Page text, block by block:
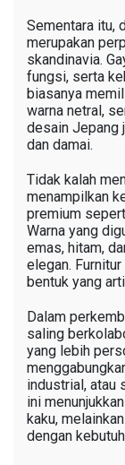
Sementara itu,
merupakan
skandinavia.
fungsi, serta
biasanya
warna netral,
desain Jepang
dan damai.
Tidak kalah
menampilkan
premium
Warna yang
emas, hitam,
elegan.
bentuk yang
Dalam
saling
yang lebih
industrial, atau
ini
kaku,
dengan